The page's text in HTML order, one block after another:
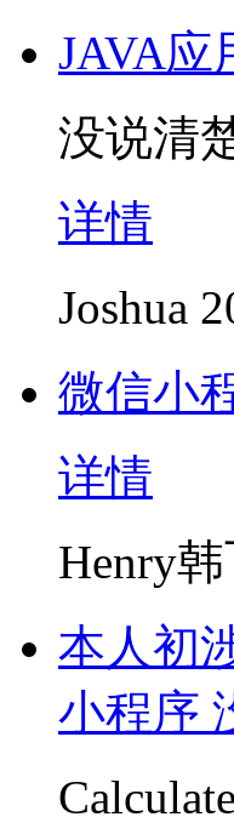
JAVA
没说清
详情
Joshua
微信小
详情
Henry
本人初
小程序